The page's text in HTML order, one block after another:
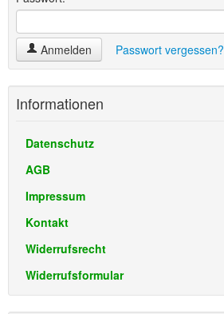
Anmelden Passwort vergessen?
Informationen
Datenschutz
AGB
Impressum
Kontakt
Widerrufsrecht
Widerrufsformular